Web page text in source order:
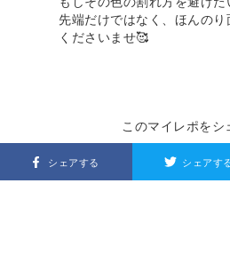
先端だけではなく、ほんの
くださいませ🥰
このマイレポをシ
シェアする シェアす